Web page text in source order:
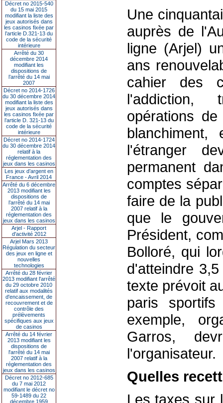
Décret no 2015-540
du 15 mai 2015
modifiant la liste des
jeux autorisés dans
les casinos fixée par
l’article D.321-13 du
code de la sécurité
intérieure
Arrêté du 30
décembre 2014
modifiant les
dispositions de
l’arrêté du 14 mai
2007
Décret no 2014-1726
du 30 décembre 2014
modifiant la liste des
jeux autorisés dans
les casinos fixée par
l’article D. 321-13 du
code de la sécurité
intérieure
Décret no 2014-1724
du 30 décembre 2014
relatif à la
réglementation des
jeux dans les casinos
Les jeux d’argent en
France - Avril 2014
Arrêté du 6 décembre
2013 modifiant les
dispositions de
l’arrêté du 14 mai
2007 relatif à la
réglementation des
jeux dans les casinos
Arjel - Rapport
d'activité 2012
Arjel Mars 2013
Régulation du secteur
des jeux en ligne et
nouvelles
technologies
Arrêté du 28 février
2013 modifiant l'arrêté
du 29 octobre 2010
relatif aux modalités
d'encaissement, de
recouvrement et de
contrôle des
prélèvements
spécifiques aux jeux
de casinos
Arrêté du 14 février
2013 modifiant les
dispositions de
l'arrêté du 14 mai
2007 relatif à la
réglementation des
jeux dans les casinos
Décret no 2012-685
du 7 mai 2012
modifiant le décret no
59-1489 du 22
décembre 1959
Une
auprès de
ligne (Arjel)
ans
cahier des
l'addiction,
opérations
l'étranger
permanent
comptes
faire de la
que le
Président,
Bolloré, qui
d'atteindre
texte prévoit
paris
exemple,
Garros,
l'organisateur.
Quelles
Les taxes sur